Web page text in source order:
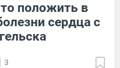
положить в
сердца с
3